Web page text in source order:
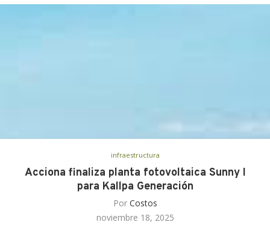
infraestructura
Acciona finaliza planta fotovoltaica Sunny I
para Kallpa Generación
Por Costos
noviembre 18, 2025